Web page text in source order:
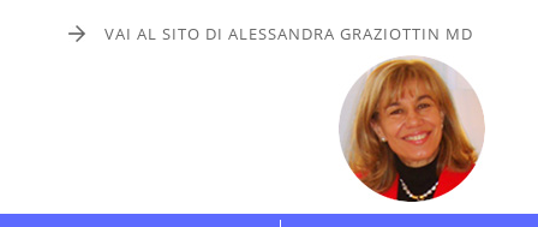
VAI AL SITO DI ALESSANDRA GRAZIOTTIN MD